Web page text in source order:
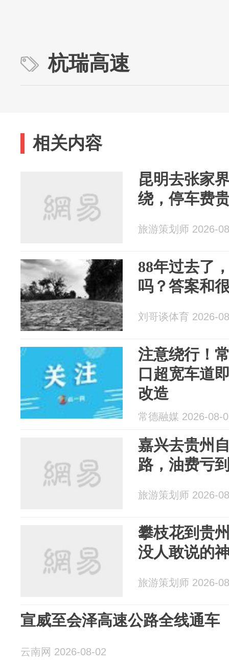
杭瑞高速
相关内容
昆明去张家
绕，停车费
旅游策划师 2026-
88年过去了
吗？答案和
刘哥谈体育 2026-
注意绕行！
口超宽车道
改造
常德融媒 2026-08-
嘉兴去贵州
路，油费亏
旅游策划师 2026-
攀枝花到贵
没人敢说的
旅游策划师 2026-
宣威至会泽高速公路全线通车
云南网 2026-08-02